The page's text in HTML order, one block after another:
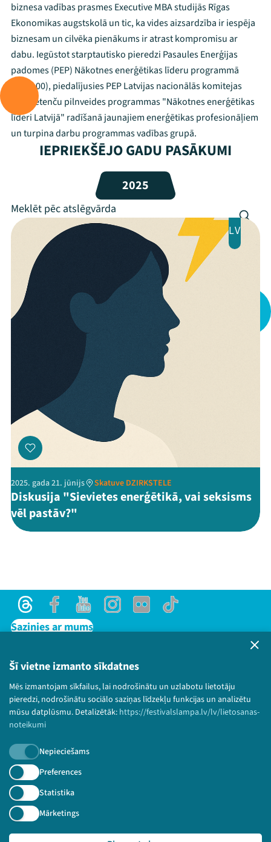
Šī vietne izmanto sīkdatnes
Mēs izmantojam sīkfailus, lai nodrošinātu un uzlabotu lietotāju
pieredzi, nodrošinātu sociālo saziņas līdzekļu funkcijas un analizētu
mūsu datplūsmu. Detalizētāk: https://festivalslampa.lv/lv/lietosanas-
noteikumi
Nepieciešams
Preferences
Statistika
Mārketings
Mana programma
Festivāls
Programma
Arhīvs
Viņi bija LAMPĀ 2026
Jaunumi
Ziedo
Veikals
Kontakti
ThreadsFacebookYoutube
biznesa vadības prasmes Executive MBA studijās Rīgas
Ekonomikas augstskolā un tic, ka vides aizsardzība ir iespēja
biznesam un cilvēka pienākums ir atrast kompromisu ar
dabu. Iegūstot starptautisko pieredzi Pasaules Enerģijas
padomes (PEP) Nākotnes enerģētikas līderu programmā
(FEL-100), piedalījusies PEP Latvijas nacionālās komitejas
kompetenču pilnveides programmas "Nākotnes enerģētikas
līderi Latvijā" radīšanā jaunajiem enerģētikas profesionāļiem
un turpina darbu programmas vadības grupā.
IEPRIEKŠĒJO GADU PASĀKUMI
2025
LV
2025. gada 21. jūnijs Skatuve DZIRKSTELE
Diskusija "Sievietes enerģētikā, vai seksisms
vēl pastāv?"
ThreadsFacebookYoutubeInstagram
Flick TikTok
Sazinies ar mums
Lietošanas noteikumi un sīkdatņu politika
Bērnu aizsardzības politika
© 2026 Sarunu festivāls LAMPA Visas tiesības
paturētas.
Piesakies jaunumiem!
Nepalaid garām aktuālāko informāciju!